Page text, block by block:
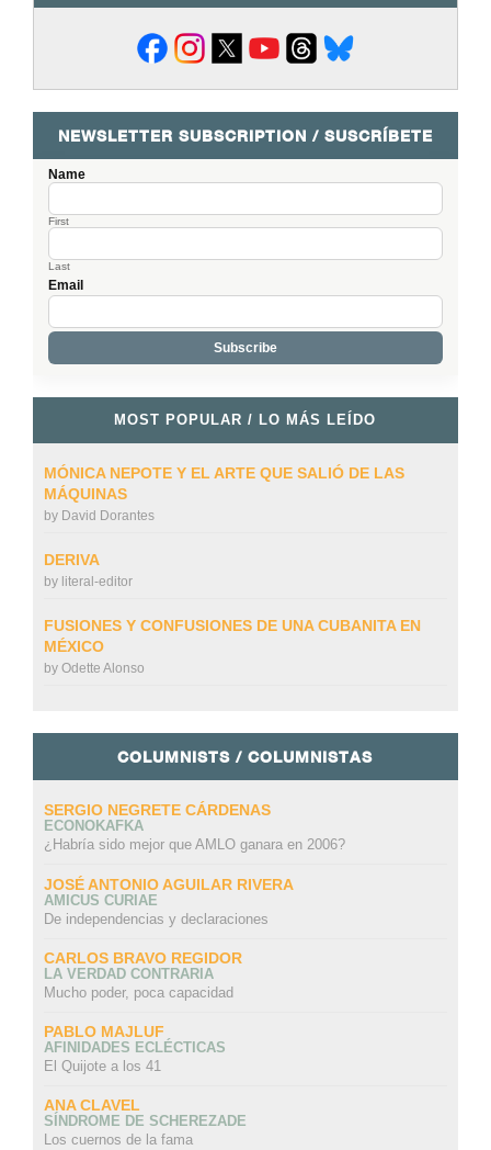
NEWSLETTER SUBSCRIPTION / SUSCRÍBETE
Name
First
Last
Email
MOST POPULAR / LO MÁS LEÍDO
MÓNICA NEPOTE Y EL ARTE QUE SALIÓ DE LAS
MÁQUINAS
by David Dorantes
DERIVA
by literal-editor
FUSIONES Y CONFUSIONES DE UNA CUBANITA EN
MÉXICO
by Odette Alonso
COLUMNISTS / COLUMNISTAS
SERGIO NEGRETE CÁRDENAS
ECONOKAFKA
¿Habría sido mejor que AMLO ganara en 2006?
JOSÉ ANTONIO AGUILAR RIVERA
AMICUS CURIAE
De independencias y declaraciones
CARLOS BRAVO REGIDOR
LA VERDAD CONTRARIA
Mucho poder, poca capacidad
PABLO MAJLUF
AFINIDADES ECLÉCTICAS
El Quijote a los 41
ANA CLAVEL
SÍNDROME DE SCHEREZADE
Los cuernos de la fama